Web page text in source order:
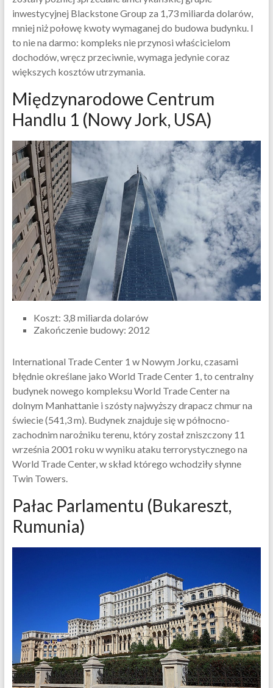
inwestycyjnej Blackstone Group za 1,73 miliarda dolarów,
mniej niż połowę kwoty wymaganej do budowa budynku. I
to nie na darmo: kompleks nie przynosi właścicielom
dochodów, wręcz przeciwnie, wymaga jedynie coraz
większych kosztów utrzymania.
Międzynarodowe Centrum
Handlu 1 (Nowy Jork, USA)
Koszt: 3,8 miliarda dolarów
Zakończenie budowy: 2012
International Trade Center 1 w Nowym Jorku, czasami
błędnie określane jako World Trade Center 1, to centralny
budynek nowego kompleksu World Trade Center na
dolnym Manhattanie i szósty najwyższy drapacz chmur na
świecie (541,3 m). Budynek znajduje się w północno-
zachodnim narożniku terenu, który został zniszczony 11
września 2001 roku w wyniku ataku terrorystycznego na
World Trade Center, w skład którego wchodziły słynne
Twin Towers.
Pałac Parlamentu (Bukareszt,
Rumunia)